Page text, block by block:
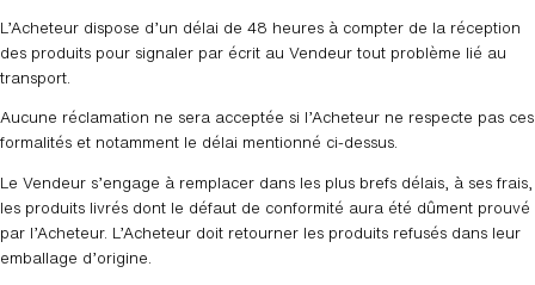
L’Acheteur dispose d’un délai de 48 heures à compter de la réception
des produits pour signaler par écrit au Vendeur tout problème lié au
transport.
Aucune réclamation ne sera acceptée si l’Acheteur ne respecte pas ces
formalités et notamment le délai mentionné ci-dessus.
Le Vendeur s’engage à remplacer dans les plus brefs délais, à ses frais,
les produits livrés dont le défaut de conformité aura été dûment prouvé
par l’Acheteur. L’Acheteur doit retourner les produits refusés dans leur
emballage d’origine.